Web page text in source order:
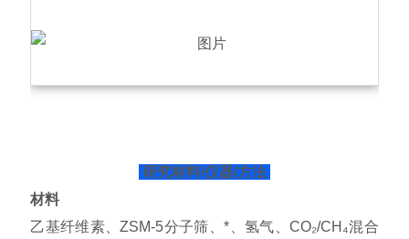
研究材料/仪器/方法
材料
乙基纤维素、ZSM-5分子筛、*、氢气、CO₂/CH₄混合